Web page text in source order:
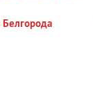
Белгорода